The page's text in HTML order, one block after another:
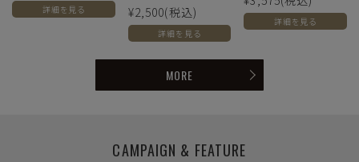
詳細を見る ¥2,500(税込)
詳細を見る
詳細を見る
MORE
CAMPAIGN & FEATURE